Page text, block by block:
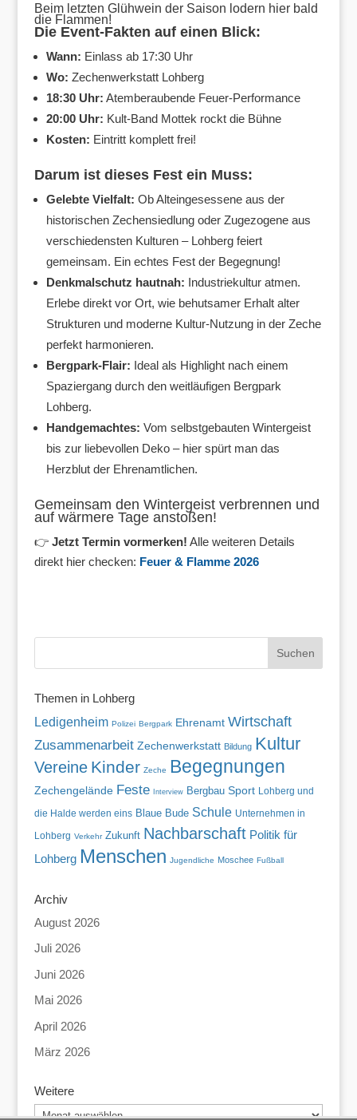
Beim letzten Glühwein der Saison lodern hier bald
die Flammen!
Die Event-Fakten auf einen Blick:
Wann: Einlass ab 17:30 Uhr
Wo: Zechenwerkstatt Lohberg
18:30 Uhr: Atemberaubende Feuer-Performance
20:00 Uhr: Kult-Band Mottek rockt die Bühne
Kosten: Eintritt komplett frei!
Darum ist dieses Fest ein Muss:
Gelebte Vielfalt: Ob Alteingesessene aus der
historischen Zechensiedlung oder Zugezogene aus
verschiedensten Kulturen – Lohberg feiert
gemeinsam. Ein echtes Fest der Begegnung!
Denkmalschutz hautnah: Industriekultur atmen.
Erlebe direkt vor Ort, wie behutsamer Erhalt alter
Strukturen und moderne Kultur-Nutzung in der Zeche
perfekt harmonieren.
Bergpark-Flair: Ideal als Highlight nach einem
Spaziergang durch den weitläufigen Bergpark
Lohberg.
Handgemachtes: Vom selbstgebauten Wintergeist
bis zur liebevollen Deko – hier spürt man das
Herzblut der Ehrenamtlichen.
Gemeinsam den Wintergeist verbrennen und
auf wärmere Tage anstoßen!
👉 Jetzt Termin vormerken! Alle weiteren Details
direkt hier checken: Feuer & Flamme 2026
Themen in Lohberg
Ledigenheim Polizei Bergpark Ehrenamt Wirtschaft
Zusammenarbeit Zechenwerkstatt Bildung Kultur
Vereine Kinder Zeche Begegnungen
Zechengelände Feste Interview Bergbau Sport Lohberg und
die Halde werden eins Blaue Bude Schule Unternehmen in
Lohberg Verkehr Zukunft Nachbarschaft Politik für
Lohberg Menschen Jugendliche Moschee Fußball
Archiv
August 2026
Juli 2026
Juni 2026
Mai 2026
April 2026
März 2026
Weitere
Weitere